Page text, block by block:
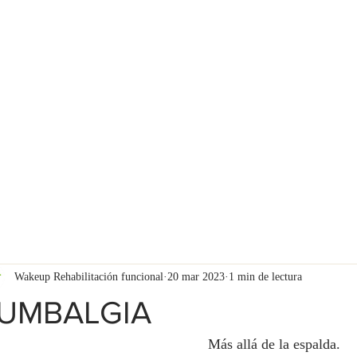
Wakeup Rehabilitación funcional20 mar 2023 1 min de lectura
Más allá de la espalda.